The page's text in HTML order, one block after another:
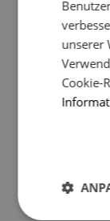
unserer
Cookie-